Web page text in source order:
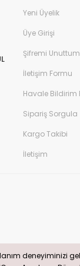
deneyiminizi
deneyiminizi
Yeni Üyelik
Üye Girişi
Şifremi Unuttum
İletişim Formu
Havale Bildirim
Sipariş Sorgula
Kargo Takibi
İletişim
bilgileriniz 256bit